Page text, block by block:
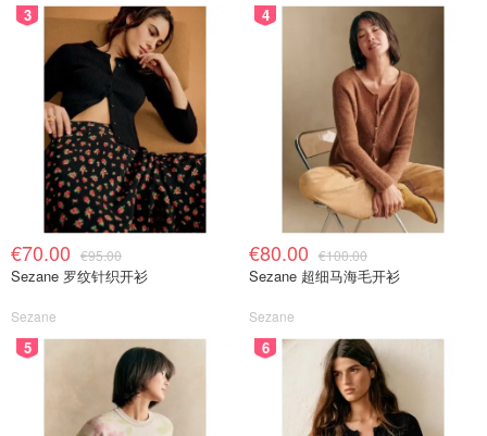
3
€70.00 €95.00
Sezane 罗纹针织开衫
Sezane
4
€80.00 €100.00
Sezane 超细马海毛开衫
Sezane
5 6